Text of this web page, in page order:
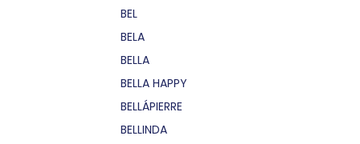
BEL
BELA
BELLA
BELLA HAPPY
BELLÁPIERRE
BELLINDA